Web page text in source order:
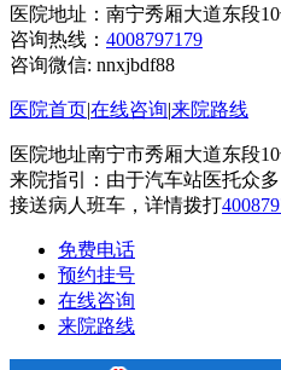
医院地址：南宁秀厢大道东段
咨询热线： 4008797179
咨询微信: nnxjbdf88
医院首页|在线咨询|来院路线
医院地址南宁市秀厢大道东段
来院指引：由于汽车站医托众
接送病人班车，详情拨打
免费电话
预约挂号
在线咨询
来院路线